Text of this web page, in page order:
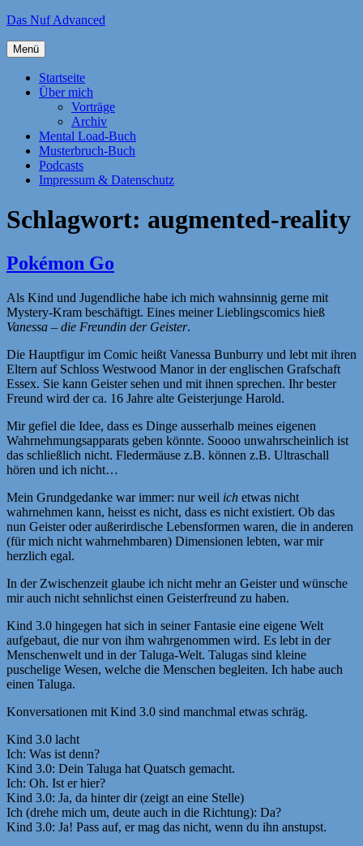
Zum
springen
Das Nuf Advanced
Menü
Startseite
Über mich
Vorträge
Archiv
Mental Load-Buch
Musterbruch-Buch
Podcasts
Impressum & Datenschutz
Schlagwort: augmented-reality
Pokémon Go
Als Kind und Jugendliche habe ich mich wahnsinnig gerne mit
Mystery-Kram beschäftigt. Eines meiner Lieblingscomics hieß
Vanessa – die Freundin der Geister.
Die Hauptfigur im Comic heißt Vanessa Bunburry und lebt mit ihren
Eltern auf Schloss Westwood Manor in der englischen Grafschaft
Essex. Sie kann Geister sehen und mit ihnen sprechen. Ihr bester
Freund wird der ca. 16 Jahre alte Geisterjunge Harold.
Mir gefiel die Idee, dass es Dinge ausserhalb meines eigenen
Wahrnehmungsapparats geben könnte. Soooo unwahrscheinlich ist
das schließlich nicht. Fledermäuse z.B. können z.B. Ultraschall
hören und ich nicht…
Mein Grundgedanke war immer: nur weil ich etwas nicht
wahrnehmen kann, heisst es nicht, dass es nicht existiert. Ob das
nun Geister oder außerirdische Lebensformen waren, die in anderen
(für mich nicht wahrnehmbaren) Dimensionen lebten, war mir
herzlich egal.
In der Zwischenzeit glaube ich nicht mehr an Geister und wünsche
mir auch nicht sehnlichst einen Geisterfreund zu haben.
Kind 3.0 hingegen hat sich in seiner Fantasie eine eigene Welt
aufgebaut, die nur von ihm wahrgenommen wird. Es lebt in der
Menschenwelt und in der Taluga-Welt. Talugas sind kleine
puschelige Wesen, welche die Menschen begleiten. Ich habe auch
einen Taluga.
Konversationen mit Kind 3.0 sind manchmal etwas schräg.
Kind 3.0 lacht
Ich: Was ist denn?
Kind 3.0: Dein Taluga hat Quatsch gemacht.
Ich: Oh. Ist er hier?
Kind 3.0: Ja, da hinter dir (zeigt an eine Stelle)
Ich (drehe mich um, deute auch in die Richtung): Da?
Kind 3.0: Ja! Pass auf, er mag das nicht, wenn du ihn anstupst.